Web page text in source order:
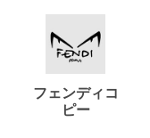
フェンディコ
ピー